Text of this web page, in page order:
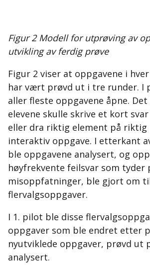
Figur 2 Modell for utprøving av
utvikling av ferdig prøve
Figur 2 viser at oppgavene i
har vært prøvd ut i tre runder. I
aller fleste oppgavene åpne.
elevene skulle skrive et kort
eller dra riktig element på riktig
interaktiv oppgave. I etterkant
ble oppgavene analysert, og
høyfrekvente feilsvar som tyder
misoppfatninger, ble gjort om
flervalgsoppgaver.
I 1. pilot ble disse
oppgaver som ble endret etter
nyutviklede oppgaver, prøvd ut
analysert.